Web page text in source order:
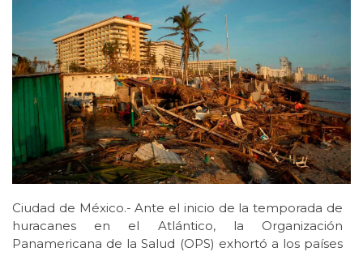
Ciudad de México.- Ante el inicio de la temporada de
huracanes en el Atlántico, la Organización
Panamericana de la Salud (OPS) exhortó a los países